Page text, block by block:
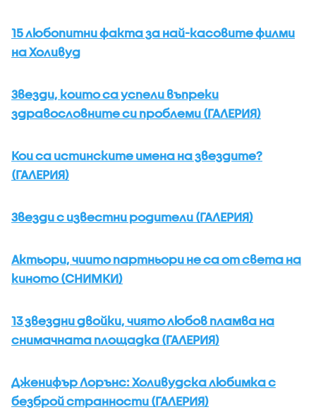
15 любопитни факта за най-касовите филми
на Холивуд
Звезди, които са успели въпреки
здравословните си проблеми (ГАЛЕРИЯ)
Кои са истинските имена на звездите?
(ГАЛЕРИЯ)
Звезди с известни родители (ГАЛЕРИЯ)
Актьори, чиито партньори не са от света на
киното (СНИМКИ)
13 звездни двойки, чиято любов пламва на
снимачната площадка (ГАЛЕРИЯ)
Дженифър Лорънс: Холивудска любимка с
безброй странности (ГАЛЕРИЯ)